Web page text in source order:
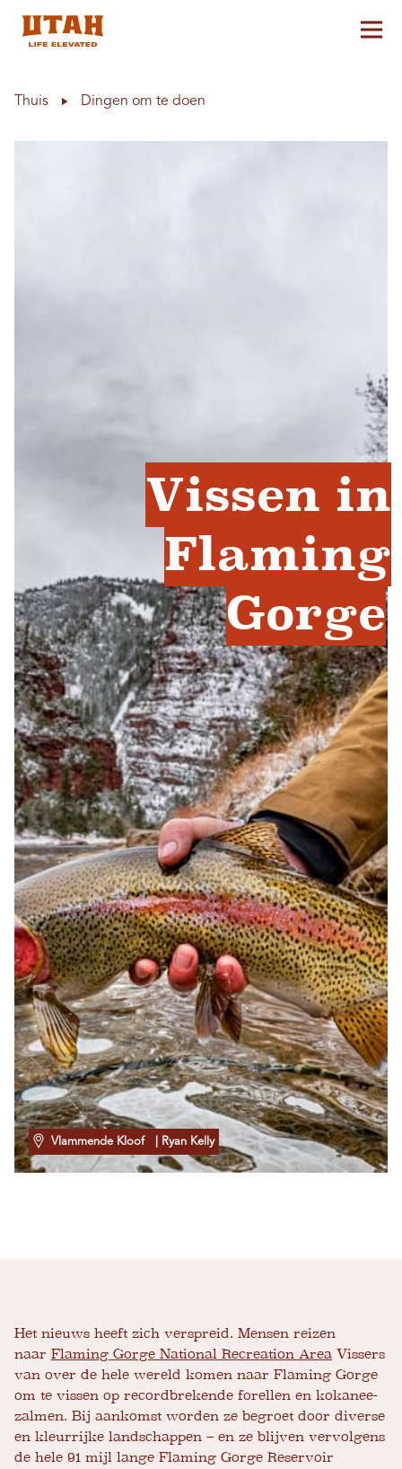
Thuis Dingen om te doen
Vissen in
Flaming
Gorge
Vlammende Kloof | Ryan Kelly
Het nieuws heeft zich verspreid. Mensen reizen
naar Flaming Gorge National Recreation Area Vissers
van over de hele wereld komen naar Flaming Gorge
om te vissen op recordbrekende forellen en kokanee-
zalmen. Bij aankomst worden ze begroet door diverse
en kleurrijke landschappen – en ze blijven vervolgens
de hele 91 mijl lange Flaming Gorge Reservoir